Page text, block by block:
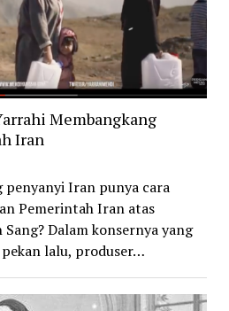
Membangkang
Iran
penyanyi Iran punya cara
Pemerintah Iran atas
Dalam konsernya yang
lalu, produser…